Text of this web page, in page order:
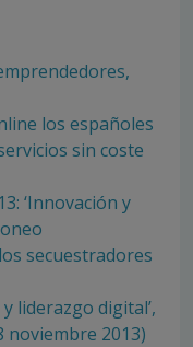
los españoles
sin coste
‘Innovación y
secuestradores
y liderazgo digital’,
noviembre 2013)